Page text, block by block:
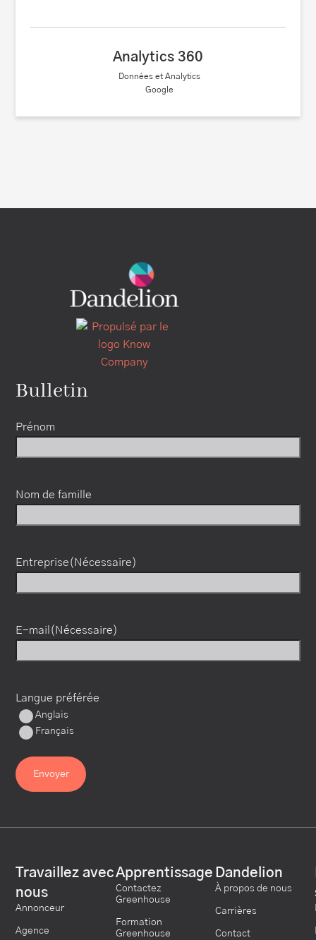
Analytics 360
Données et Analytics
Google
Bulletin
Prénom
Nom de famille
Entreprise(Nécessaire)
E-mail (Nécessaire)
Langue préférée
Anglais
Français
Travaillez avec
nous
Annonceur
Agence
Apprentissage
Contactez
Greenhouse
Formation
Greenhouse
Dandelion
À propos de nous
Carrières
Contact